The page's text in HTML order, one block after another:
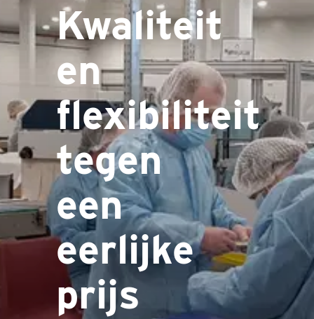
Kwaliteit
en
flexibiliteit
tegen
een
eerlijke
prijs